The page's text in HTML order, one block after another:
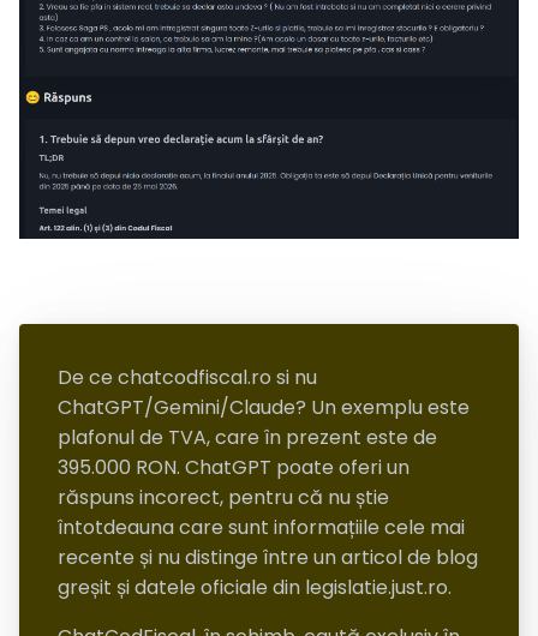
De ce chatcodfiscal.ro si nu
ChatGPT/Gemini/Claude? Un exemplu este
plafonul de TVA, care în prezent este de
395.000 RON. ChatGPT poate oferi un
răspuns incorect, pentru că nu știe
întotdeauna care sunt informațiile cele mai
recente și nu distinge între un articol de blog
greșit și datele oficiale din legislatie.just.ro.